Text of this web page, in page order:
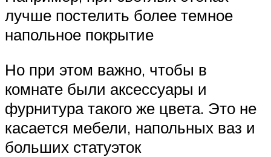
лучше постелить более темное
напольное покрытие
Но при этом важно, чтобы в
комнате были аксессуары и
фурнитура такого же цвета. Это не
касается мебели, напольных ваз и
больших статуэток